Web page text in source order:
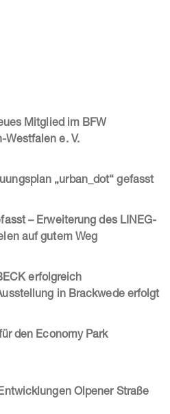
Mitglied im BFW
Westfalen e. V.
„urban_dot“ gefasst
– Erweiterung des LINEG-
auf gutem Weg
erfolgreich
in Brackwede erfolgt
den Economy Park
Olpener Straße